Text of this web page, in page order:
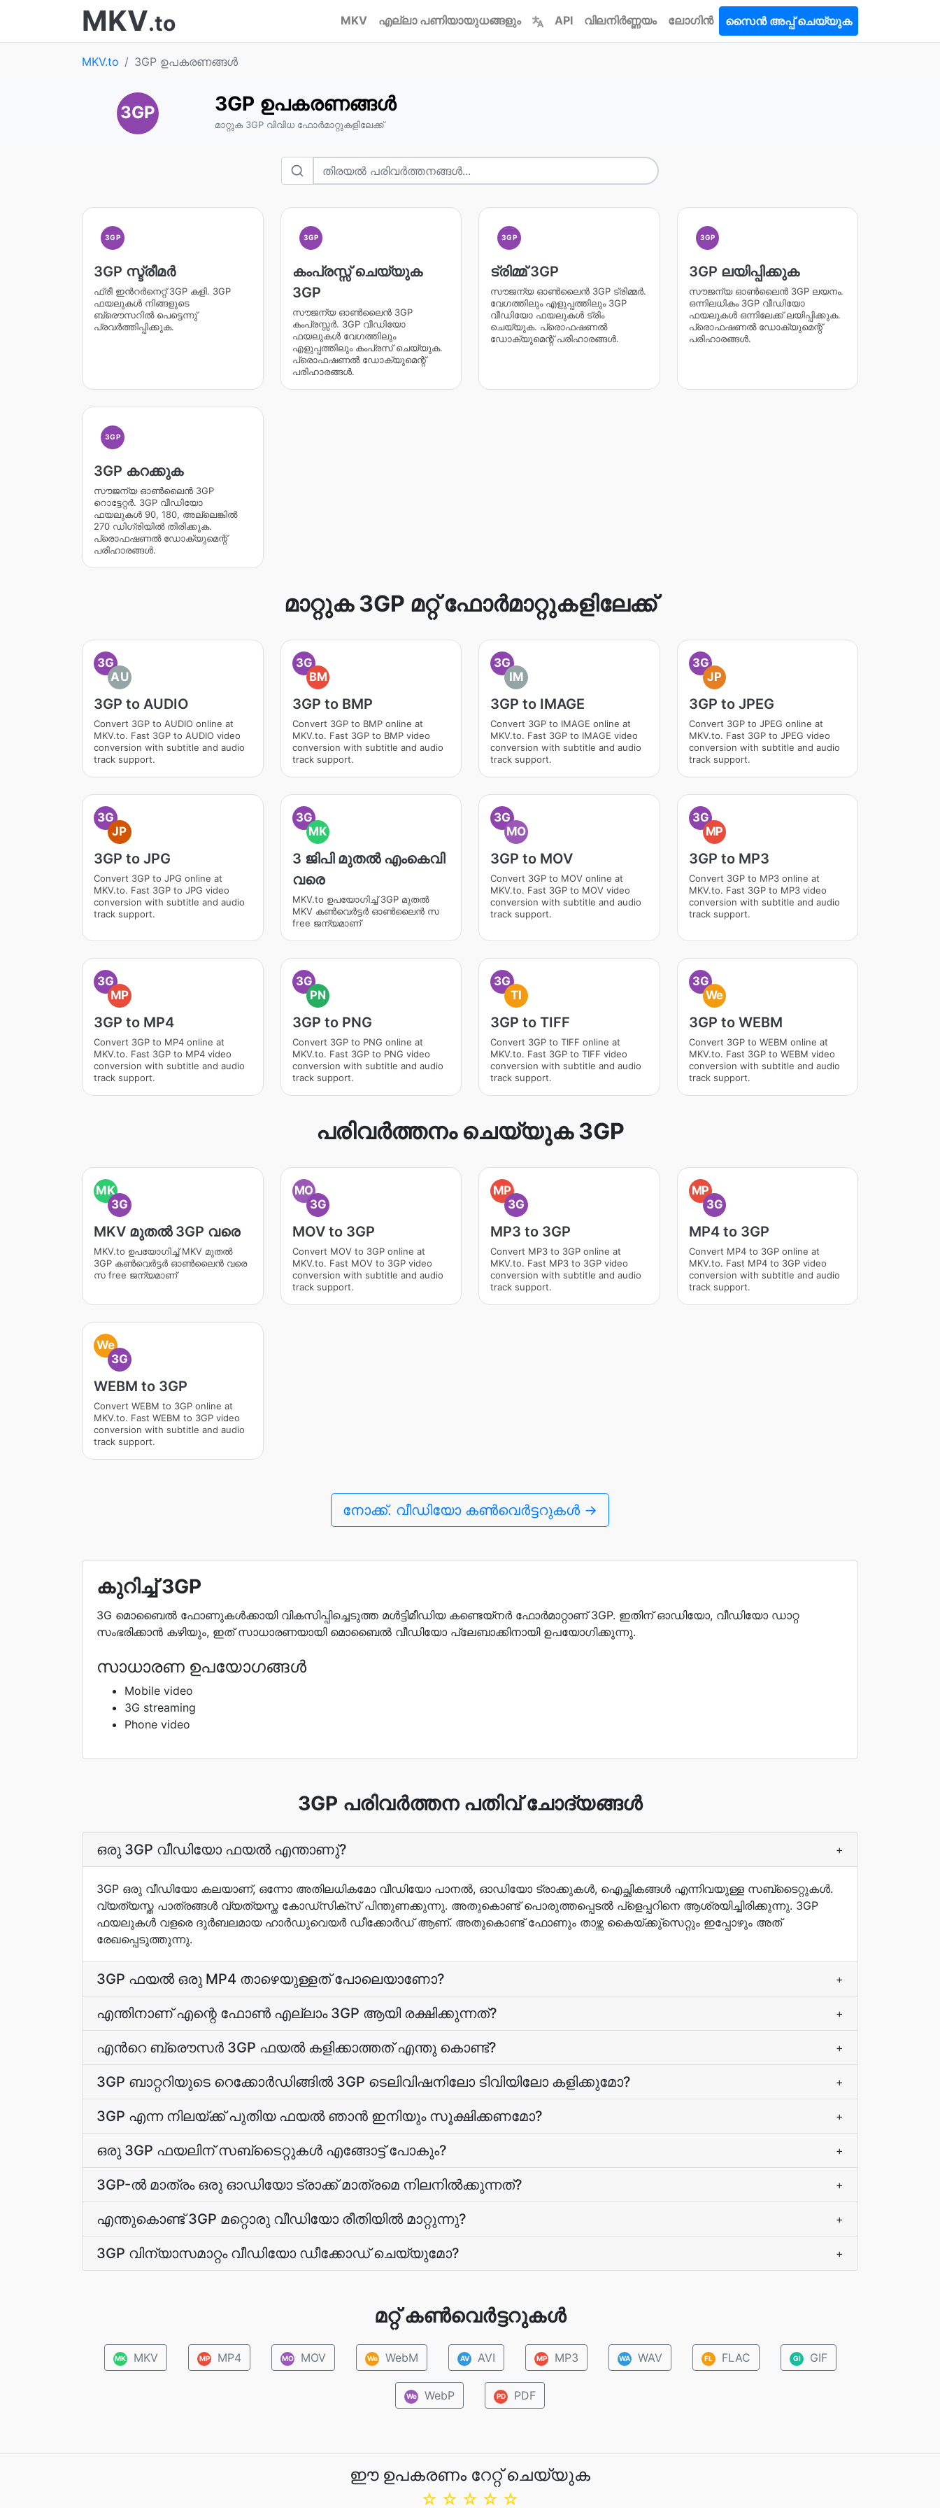
MKV.to MKV എല്ലാ പണിയായുധങ്ങളും API വിലനിർണ്ണയം ലോഗിൻ സൈൻ അപ്പ് ചെയ്യുക
MKV.to 3GP ഉപകരണങ്ങൾ
3GP 3GP ഉപകരണങ്ങൾ
മാറ്റുക 3GP വിവിധ ഫോർമാറ്റുകളിലേക്ക്
3GP
3GP സ്ട്രീമര്‍
ഫ്രീ ഇന്‍റർനെറ്റ് 3GP കളി. 3GP
ഫയലുകള്‍ നിങ്ങളുടെ
ബ്രൌസറില്‍ പെട്ടെന്നു്
പ്രവര്‍ത്തിപ്പിക്കുക.
3GP
കംപ്രസ്സ് ചെയ്യുക
3GP
സൗജന്യ ഓൺലൈൻ 3GP
കംപ്രസ്സർ. 3GP വീഡിയോ
ഫയലുകൾ വേഗത്തിലും
എളുപ്പത്തിലും കംപ്രസ് ചെയ്യുക.
പ്രൊഫഷണൽ ഡോക്യുമെന്റ്
പരിഹാരങ്ങൾ.
3GP
ട്രിമ്മ് 3GP
സൗജന്യ ഓൺലൈൻ 3GP ട്രിമ്മർ.
വേഗത്തിലും എളുപ്പത്തിലും 3GP
വീഡിയോ ഫയലുകൾ ട്രിം
ചെയ്യുക. പ്രൊഫഷണൽ
ഡോക്യുമെന്റ് പരിഹാരങ്ങൾ.
3GP
3GP ലയിപ്പിക്കുക
സൗജന്യ ഓൺലൈൻ 3GP ലയനം.
ഒന്നിലധികം 3GP വീഡിയോ
ഫയലുകൾ ഒന്നിലേക്ക് ലയിപ്പിക്കുക.
പ്രൊഫഷണൽ ഡോക്യുമെന്റ്
പരിഹാരങ്ങൾ.
3GP
3GP കറക്കുക
സൗജന്യ ഓൺലൈൻ 3GP
റൊട്ടേറ്റർ. 3GP വീഡിയോ
ഫയലുകൾ 90, 180, അല്ലെങ്കിൽ
270 ഡിഗ്രിയിൽ തിരിക്കുക.
പ്രൊഫഷണൽ ഡോക്യുമെന്റ്
പരിഹാരങ്ങൾ.
മാറ്റുക 3GP മറ്റ് ഫോർമാറ്റുകളിലേക്ക്
3G
AU
3GP to AUDIO
Convert 3GP to AUDIO online at
MKV.to. Fast 3GP to AUDIO video
conversion with subtitle and audio
track support.
3G
BM
3GP to BMP
Convert 3GP to BMP online at
MKV.to. Fast 3GP to BMP video
conversion with subtitle and audio
track support.
3G
IM
3GP to IMAGE
Convert 3GP to IMAGE online at
MKV.to. Fast 3GP to IMAGE video
conversion with subtitle and audio
track support.
3G
JP
3GP to JPEG
Convert 3GP to JPEG online at
MKV.to. Fast 3GP to JPEG video
conversion with subtitle and audio
track support.
3G
JP
3GP to JPG
Convert 3GP to JPG online at
MKV.to. Fast 3GP to JPG video
conversion with subtitle and audio
track support.
3G
MK
3 ജിപി മുതൽ എംകെവി
വരെ
MKV.to ഉപയോഗിച്ച് 3GP മുതൽ
MKV കൺവെർട്ടർ ഓൺ‌ലൈൻ സ
free ജന്യമാണ്
3G
MO
3GP to MOV
Convert 3GP to MOV online at
MKV.to. Fast 3GP to MOV video
conversion with subtitle and audio
track support.
3G
MP
3GP to MP3
Convert 3GP to MP3 online at
MKV.to. Fast 3GP to MP3 video
conversion with subtitle and audio
track support.
3G
MP
3GP to MP4
Convert 3GP to MP4 online at
MKV.to. Fast 3GP to MP4 video
conversion with subtitle and audio
track support.
3G
PN
3GP to PNG
Convert 3GP to PNG online at
MKV.to. Fast 3GP to PNG video
conversion with subtitle and audio
track support.
3G
TI
3GP to TIFF
Convert 3GP to TIFF online at
MKV.to. Fast 3GP to TIFF video
conversion with subtitle and audio
track support.
3G
We
3GP to WEBM
Convert 3GP to WEBM online at
MKV.to. Fast 3GP to WEBM video
conversion with subtitle and audio
track support.
പരിവർത്തനം ചെയ്യുക 3GP
MK
3G
MKV മുതൽ 3GP വരെ
MKV.to ഉപയോഗിച്ച് MKV മുതൽ
3GP കൺവെർട്ടർ ഓൺ‌ലൈൻ വരെ
സ free ജന്യമാണ്
MO
3G
MOV to 3GP
Convert MOV to 3GP online at
MKV.to. Fast MOV to 3GP video
conversion with subtitle and audio
track support.
MP
3G
MP3 to 3GP
Convert MP3 to 3GP online at
MKV.to. Fast MP3 to 3GP video
conversion with subtitle and audio
track support.
MP
3G
MP4 to 3GP
Convert MP4 to 3GP online at
MKV.to. Fast MP4 to 3GP video
conversion with subtitle and audio
track support.
We
3G
WEBM to 3GP
Convert WEBM to 3GP online at
MKV.to. Fast WEBM to 3GP video
conversion with subtitle and audio
track support.
നോക്ക്. വീഡിയോ കൺവെർട്ടറുകൾ →
കുറിച്ച് 3GP
3G മൊബൈൽ ഫോണുകൾക്കായി വികസിപ്പിച്ചെടുത്ത മൾട്ടിമീഡിയ കണ്ടെയ്‌നർ ഫോർമാറ്റാണ് 3GP. ഇതിന് ഓഡിയോ, വീഡിയോ ഡാറ്റ
സംഭരിക്കാൻ കഴിയും, ഇത് സാധാരണയായി മൊബൈൽ വീഡിയോ പ്ലേബാക്കിനായി ഉപയോഗിക്കുന്നു.
സാധാരണ ഉപയോഗങ്ങൾ
Mobile video
3G streaming
Phone video
3GP പരിവർത്തന പതിവ് ചോദ്യങ്ങൾ
ഒരു 3GP വീഡിയോ ഫയല്‍ എന്താണു്? +
3GP ഒരു വീഡിയോ കലയാണ്, ഒന്നോ അതിലധികമോ വീഡിയോ പാനല്‍, ഓഡിയോ ട്രാക്കുകള്‍, ഐച്ഛികങ്ങള്‍ എന്നിവയുള്ള സബ്ടൈറ്റുകള്‍.
വ്യത്യസ്ത പാത്രങ്ങള്‍ വ്യത്യസ്ത കോഡ്‌സിക്സ് പിന്തുണക്കുന്നു. അതുകൊണ്ട് പൊരുത്തപ്പെടല്‍ പ്ളെപ്പറിനെ ആശ്രയിച്ചിരിക്കുന്നു. 3GP
ഫയലുകള്‍ വളരെ ദുര്‍ബലമായ ഹാര്‍ഡുവെയര്‍ ഡീക്കോര്‍ഡ് ആണ്. അതുകൊണ്ട് ഫോണും താഴ്ന്ന കൈയ്‌ക്കു്‌സെറ്റും ഇപ്പോഴും അത്
രേഖപ്പെടുത്തുന്നു.
3GP ഫയല്‍ ഒരു MP4 താഴെയുള്ളത് പോലെയാണോ? +
എന്തിനാണ് എന്റെ ഫോണ്‍ എല്ലാം 3GP ആയി രക്ഷിക്കുന്നത്? +
എന്‍റെ ബ്രൌസര്‍ 3GP ഫയല്‍ കളിക്കാത്തത് എന്തു കൊണ്ട്? +
3GP ബാറ്ററിയുടെ റെക്കോർഡിങ്ങിൽ 3GP ടെലിവിഷനിലോ ടിവിയിലോ കളിക്കുമോ? +
3GP എന്ന നിലയ്ക്ക് പുതിയ ഫയല്‍ ഞാന്‍ ഇനിയും സൂക്ഷിക്കണമോ? +
ഒരു 3GP ഫയലിന് സബ്ടൈറ്റുകള്‍ എങ്ങോട്ട് പോകും? +
3GP-ല്‍ മാത്രം ഒരു ഓഡിയോ ട്രാക്ക് മാത്രമെ നിലനില്‍ക്കുന്നത്? +
എന്തുകൊണ്ട് 3GP മറ്റൊരു വീഡിയോ രീതിയില്‍ മാറ്റുന്നു? +
3GP വിന്യാസമാറ്റം വീഡിയോ ഡീക്കോഡ് ചെയ്യുമോ? +
മറ്റ് കൺവെർട്ടറുകൾ
MK MKV MP MP4 MO MOV We WebM AV AVI MP MP3 WA WAV FL FLAC GI GIF
We WebP PD PDF
ഈ ഉപകരണം റേറ്റ് ചെയ്യുക
☆
☆
☆
☆
☆